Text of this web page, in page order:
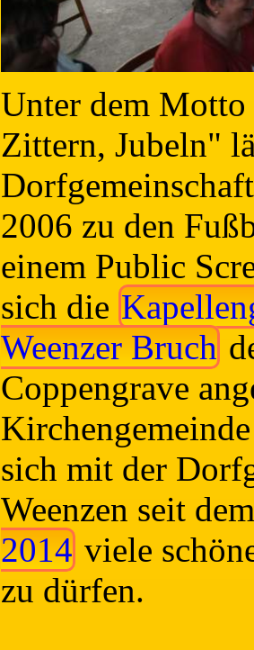
Unter dem
Zittern, Jubeln"
2006 zu den
einem Public
sich die
Weenzer Bruch
Coppengrave
sich mit der
Weenzen seit
2014 viele
zu dürfen.